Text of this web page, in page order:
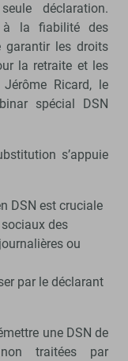
déclaration.
à la fiabilité des
garantir les droits
la retraite et les
Ricard, le
spécial DSN
s’appuie
DSN est cruciale
des
ou
par le déclarant
une DSN de
traitées par